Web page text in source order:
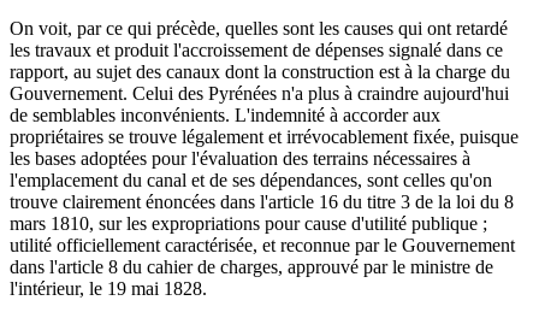
On voit, par ce qui précède, quelles sont les causes qui ont retardé
les travaux et produit l'accroissement de dépenses signalé dans ce
rapport, au sujet des canaux dont la construction est à la charge du
Gouvernement. Celui des Pyrénées n'a plus à craindre aujourd'hui
de semblables inconvénients. L'indemnité à accorder aux
propriétaires se trouve légalement et irrévocablement fixée, puisque
les bases adoptées pour l'évaluation des terrains nécessaires à
l'emplacement du canal et de ses dépendances, sont celles qu'on
trouve clairement énoncées dans l'article 16 du titre 3 de la loi du 8
mars 1810, sur les expropriations pour cause d'utilité publique ;
utilité officiellement caractérisée, et reconnue par le Gouvernement
dans l'article 8 du cahier de charges, approuvé par le ministre de
l'intérieur, le 19 mai 1828.